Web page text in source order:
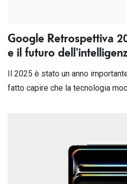
Google Retrospettiva
e il futuro
Il 2025 è stato un anno
fatto capire che la tecnologia